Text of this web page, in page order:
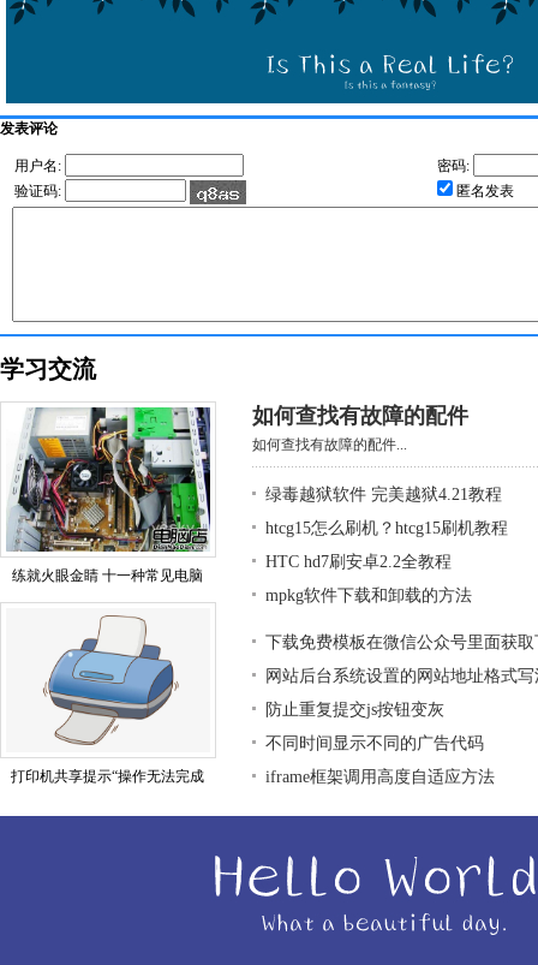
发表评论
用户名:
密码:
验证码:
匿名发表
学习交流
练就火眼金睛 十一种常见电脑
打印机共享提示“操作无法完成
如何查找有故障的配件
如何查找有故障的配件...
绿毒越狱软件 完美越狱4.21教程
htcg15怎么刷机？htcg15刷机教程
HTC hd7刷安卓2.2全教程
mpkg软件下载和卸载的方法
下载免费模板在微信公众号里面获
网站后台系统设置的网站地址格式写
防止重复提交js按钮变灰
不同时间显示不同的广告代码
iframe框架调用高度自适应方法